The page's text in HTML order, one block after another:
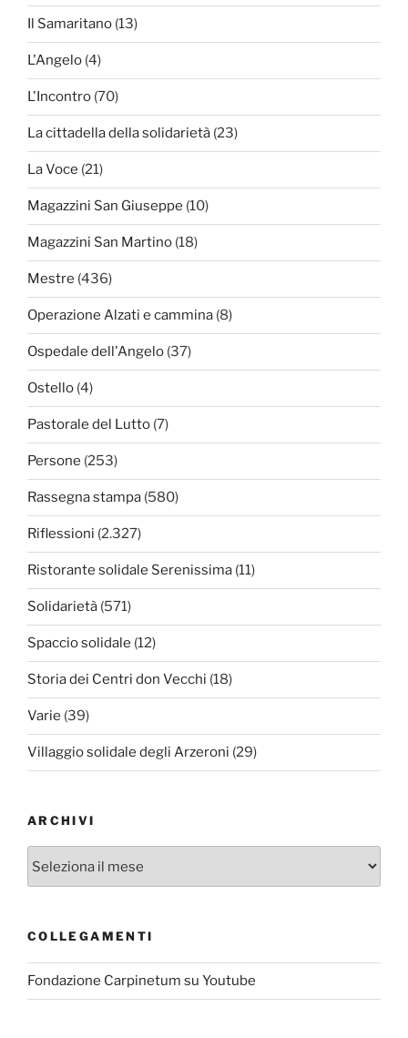
Il Samaritano (13)
L'Angelo (4)
L'Incontro (70)
La cittadella della solidarietà (23)
La Voce (21)
Magazzini San Giuseppe (10)
Magazzini San Martino (18)
Mestre (436)
Operazione Alzati e cammina (8)
Ospedale dell'Angelo (37)
Ostello (4)
Pastorale del Lutto (7)
Persone (253)
Rassegna stampa (580)
Riflessioni (2.327)
Ristorante solidale Serenissima (11)
Solidarietà (571)
Spaccio solidale (12)
Storia dei Centri don Vecchi (18)
Varie (39)
Villaggio solidale degli Arzeroni (29)
ARCHIVI
Archivi
COLLEGAMENTI
Fondazione Carpinetum su Youtube